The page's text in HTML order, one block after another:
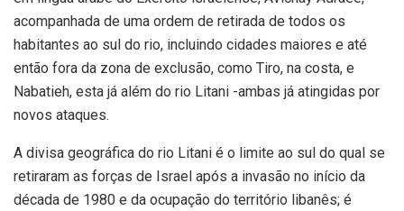
acompanhada de uma ordem de retirada de todos os
habitantes ao sul do rio, incluindo cidades maiores e até
então fora da zona de exclusão, como Tiro, na costa, e
Nabatieh, esta já além do rio Litani -ambas já atingidas por
novos ataques.
A divisa geográfica do rio Litani é o limite ao sul do qual se
retiraram as forças de Israel após a invasão no início da
década de 1980 e da ocupação do território libanês; é